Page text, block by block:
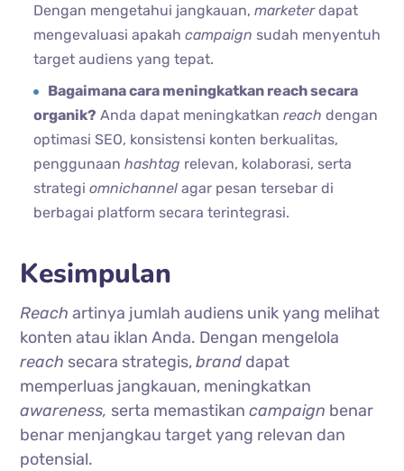
Dengan mengetahui jangkauan,marketerdapat
mengevaluasi apakahcampaign sudah menyentuh
target audiens yang tepat.
Bagaimana cara meningkatkan reach secara
organik? Anda dapat meningkatkanreach dengan
optimasi SEO, konsistensi konten berkualitas,
penggunaanhashtag relevan, kolaborasi, serta
strategiomnichannel agar pesan tersebar di
berbagai platform secara terintegrasi.
Kesimpulan
Reach artinya jumlah audiens unik yang melihat
konten atau iklan Anda. Dengan mengelola
reach secara strategis,brand dapat
memperluas jangkauan, meningkatkan
awareness, serta memastikancampaign benar
benar menjangkau target yang relevan dan
potensial.